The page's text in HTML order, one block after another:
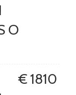
O
€ 1810